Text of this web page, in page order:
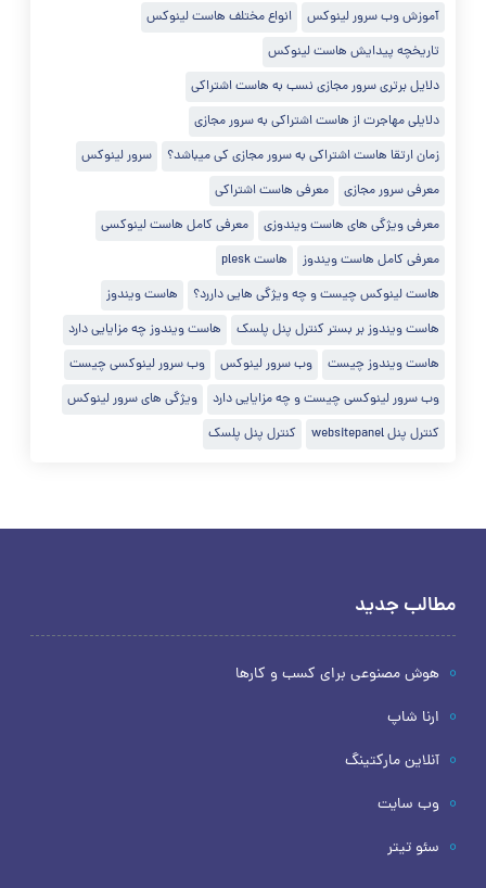
آموزش وب سرور لینوکس
انواع مختلف هاست لینوکس
تاریخچه پیدایش هاست لینوکس
دلایل برتری سرور مجازی نسب به هاست اشتراکی
دلایلی مهاجرت از هاست اشتراکی به سرور مجازی
زمان ارتقا هاست اشتراکی به سرور مجازی کی میباشد؟
سرور لینوکس
معرفی سرور مجازی
معرفی هاست اشتراکی
معرفی ویژگی های هاست ویندوزی
معرفی کامل هاست لینوکسی
معرفی کامل هاست ویندوز
هاست plesk
هاست لینوکس چیست و چه ویژگی هایی داررد؟
هاست ویندوز
هاست ویندوز بر بستر کنترل پنل پلسک
هاست ویندوز چه مزایایی دارد
هاست ویندوز چیست
وب سرور لینوکس
وب سرور لینوکسی چیست
وب سرور لینوکسی چیست و چه مزایایی دارد
ویژگی های سرور لینوکس
کنترل پنل websitepanel
کنترل پنل پلسک
مطالب جدید
هوش مصنوعی برای کسب و کارها
ارنا شاپ
آنلاین مارکتینگ
وب سایت
سئو تیتر